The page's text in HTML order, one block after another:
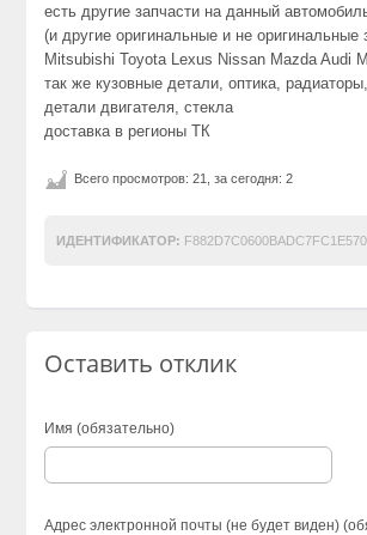
есть другие запчасти на данный
(и другие оригинальные и не оригинальные
Mitsubishi Toyota Lexus Nissan Mazda Audi
так же кузовные детали, оптика,
детали двигателя, стекла
доставка в регионы ТК
Всего просмотров: 21, за сегодня: 2
ИДЕНТИФИКАТОР:
Оставить отклик
Имя (обязательно)
Адрес электронной почты (не будет виден)